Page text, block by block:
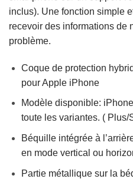
inclus). Une fonction simple
recevoir des informations de
problème.
Coque de protection
pour Apple iPhone
Modèle disponible:
toute les variantes. (
Béquille intégrée à
en mode vertical ou
Partie métallique sur la